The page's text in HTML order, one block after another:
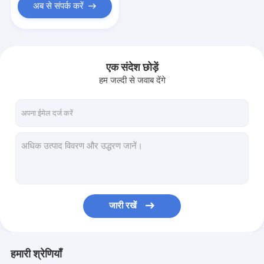
अब से संपर्क करें
एक संदेश छोड़ें
हम जल्दी से जवाब देंगे
जारी रखें
हमारी श्रेणियाँ